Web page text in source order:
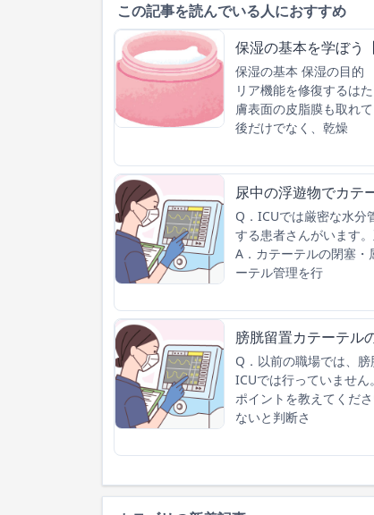
この記事を読んでいる人におすすめ
保湿の基本を学ぼう【
保湿の基本 保湿の目的
リア機能を修復するは
膚表面の皮脂膜も取れ
後だけでなく、乾燥
尿中の浮遊物でカテ
Q．ICUでは厳密な水分
する患者さんがいます
A．カテーテルの閉塞
ーテル管理を行
膀胱留置カテーテル
Q．以前の職場では、
ICUでは行っていませ
ポイントを教えてくだ
ないと判断さ